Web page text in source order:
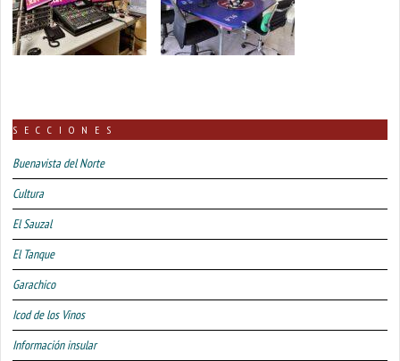
SECCIONES
Buenavista del Norte
Cultura
El Sauzal
El Tanque
Garachico
Icod de los Vinos
Información insular